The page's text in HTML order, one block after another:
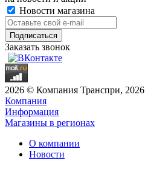
Новости магазина
Заказать звонок
2026 © Компания Транспри, 2026
Компания
Информация
Магазины в регионах
О компании
Новости